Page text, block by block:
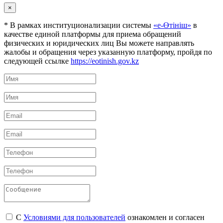
×
* В рамках институционализации системы «е-Өтініш» в
качестве единой платформы для приема обращений
физических и юридических лиц Вы можете направлять
жалобы и обращения через указанную платформу, пройдя по
следующей ссылке https://eotinish.gov.kz
С Условиями для пользователей ознакомлен и согласен